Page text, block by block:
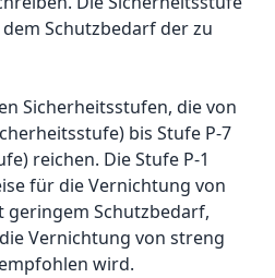
Schutzbedarf der zu
Sicherheitsstufen, die von
bis Stufe P-7
reichen. Die Stufe P-1
für die Vernichtung von
Schutzbedarf,
Vernichtung von streng
wird.